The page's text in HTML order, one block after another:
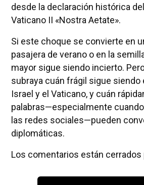
desde la declaración histórica
Vaticano II «Nostra Aetate».
Si este choque se convierte en
pasajera de verano o en la
mayor sigue siendo incierto.
subraya cuán frágil sigue siendo
Israel y el Vaticano, y cuán
palabras—especialmente
las redes sociales—pueden
diplomáticas.
Los comentarios están cerrados